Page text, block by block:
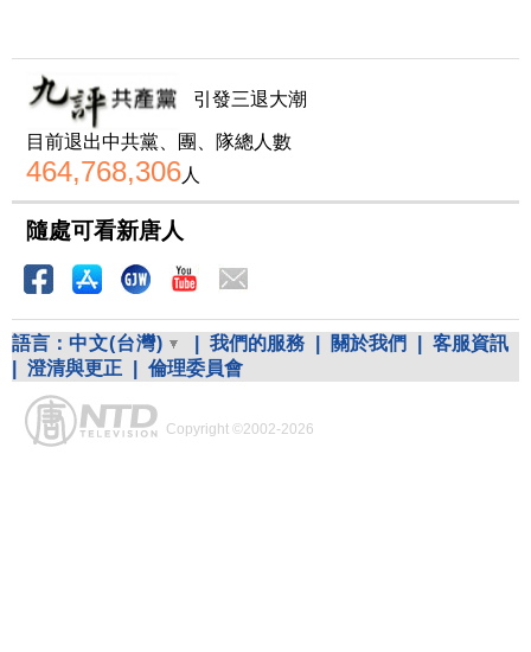
引發三退大潮
目前退出中共黨、團、隊總人數
464,768,306人
隨處可看新唐人
語言： 中文(台灣) 我們的服務 關於我們
客服資訊
澄清與更正 倫理委員會
Copyright ©2002-2026